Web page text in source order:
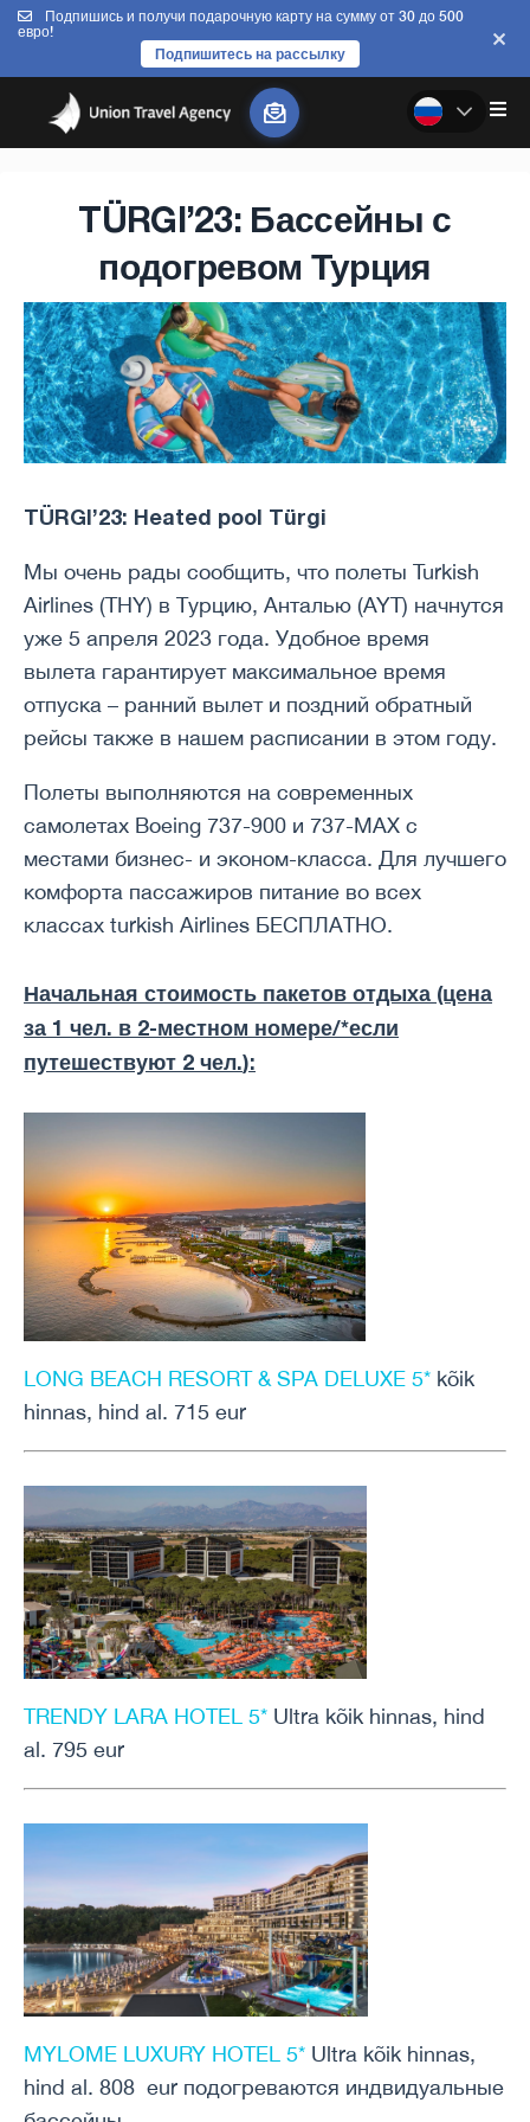
Подпишись и получи подарочную карту на сумму от 30 до 500
евро!
Подпишитесь на рассылку
TÜRGI’23: Бассейны с
подогревом Турция
TÜRGI’23: Heated pool Türgi
Мы очень рады сообщить, что полеты Turkish
Airlines (THY) в Турцию, Анталью (AYT) начнутся
уже 5 апреля 2023 года. Удобное время
вылета гарантирует максимальное время
отпуска – ранний вылет и поздний обратный
рейсы также в нашем расписании в этом году.
Полеты выполняются на современных
самолетах Boeing 737-900 и 737-MAX с
местами бизнес- и эконом-класса. Для лучшего
комфорта пассажиров питание во всех
классах turkish Airlines БЕСПЛАТНО.
Начальная стоимость пакетов отдыха (цена
за 1 чел. в 2-местном номере/*если
путешествуют 2 чел.):
LONG BEACH RESORT & SPA DELUXE 5* kõik
hinnas, hind al. 715 eur
TRENDY LARA HOTEL 5* Ultra kõik hinnas, hind
al. 795 eur
MYLOME LUXURY HOTEL 5* Ultra kõik hinnas,
hind al. 808 eur подогреваются индвидуальные